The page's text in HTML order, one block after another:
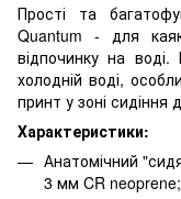
Прості та
Quantum - для
відпочинку на
холодній воді,
принт у зоні сидіння
Характеристики:
Анатомічний
3 мм CR neoprene;